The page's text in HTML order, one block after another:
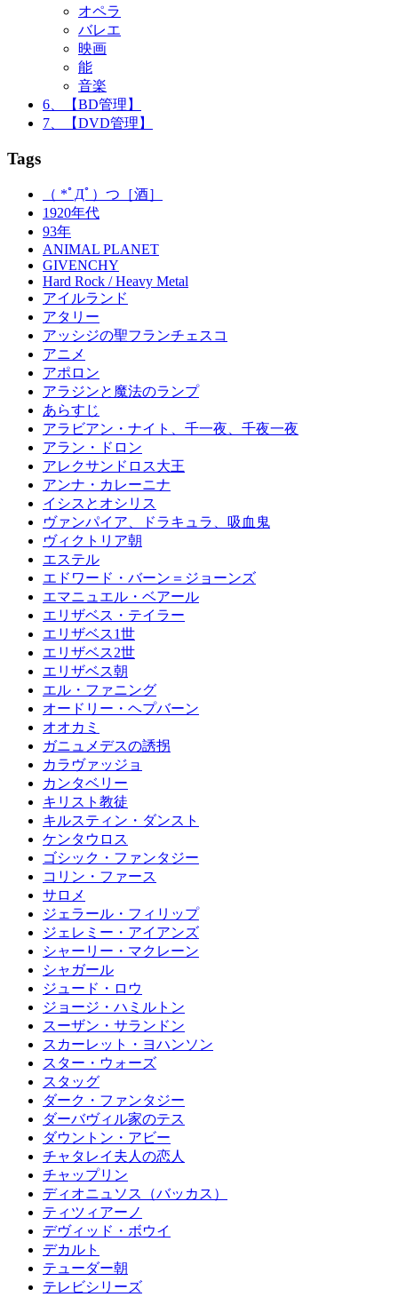
オペラ
バレエ
映画
能
音楽
6、【BD管理】
7、【DVD管理】
Tags
（ *ﾟДﾟ）つ［酒］
1920年代
93年
ANIMAL PLANET
GIVENCHY
Hard Rock / Heavy Metal
アイルランド
アタリー
アッシジの聖フランチェスコ
アニメ
アポロン
アラジンと魔法のランプ
あらすじ
アラビアン・ナイト、千一夜、千夜一夜
アラン・ドロン
アレクサンドロス大王
アンナ・カレーニナ
イシスとオシリス
ヴァンパイア、ドラキュラ、吸血鬼
ヴィクトリア朝
エステル
エドワード・バーン＝ジョーンズ
エマニュエル・ベアール
エリザベス・テイラー
エリザベス1世
エリザベス2世
エリザベス朝
エル・ファニング
オードリー・ヘプバーン
オオカミ
ガニュメデスの誘拐
カラヴァッジョ
カンタベリー
キリスト教徒
キルスティン・ダンスト
ケンタウロス
ゴシック・ファンタジー
コリン・ファース
サロメ
ジェラール・フィリップ
ジェレミー・アイアンズ
シャーリー・マクレーン
シャガール
ジュード・ロウ
ジョージ・ハミルトン
スーザン・サランドン
スカーレット・ヨハンソン
スター・ウォーズ
スタッグ
ダーク・ファンタジー
ダーバヴィル家のテス
ダウントン・アビー
チャタレイ夫人の恋人
チャップリン
ディオニュソス（バッカス）
ティツィアーノ
デヴィッド・ボウイ
デカルト
テューダー朝
テレビシリーズ